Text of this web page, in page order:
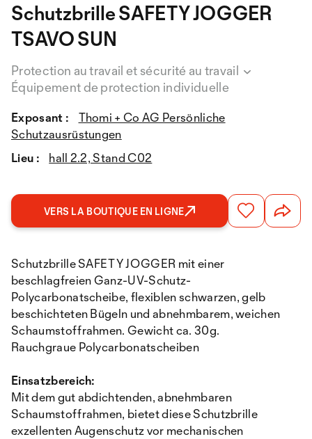
Schutzbrille SAFETY JOGGER
TSAVO SUN
Protection au travail et sécurité au travail
Équipement de protection individuelle
Exposant :
Thomi + Co AG Persönliche
Schutzausrüstungen
Lieu :
hall 2.2, Stand C02
VERS LA BOUTIQUE EN LIGNE
Schutzbrille SAFETY JOGGER mit einer
beschlagfreien Ganz-UV-Schutz-
Polycarbonatscheibe, flexiblen schwarzen, gelb
beschichteten Bügeln und abnehmbarem, weichen
Schaumstoffrahmen. Gewicht ca. 30g.
Rauchgraue Polycarbonatscheiben
Einsatzbereich:
Mit dem gut abdichtenden, abnehmbaren
Schaumstoffrahmen, bietet diese Schutzbrille
exzellenten Augenschutz vor mechanischen